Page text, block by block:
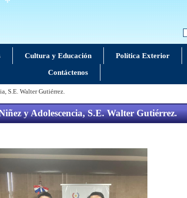
Cultura y Educación Política Exterior
Contáctenos
S.E. Walter Gutiérrez.
y Adolescencia, S.E. Walter Gutiérrez.